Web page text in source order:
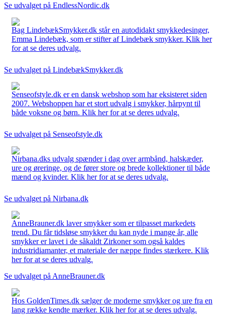
Se udvalget på EndlessNordic.dk
Bag LindebækSmykker.dk står en autodidakt smykkedesinger,
Emma Lindebæk, som er stifter af Lindebæk smykker. Klik her
for at se deres udvalg.
Se udvalget på LindebækSmykker.dk
Senseofstyle.dk er en dansk webshop som har eksisteret siden
2007. Webshoppen har et stort udvalg i smykker, hårpynt til
både voksne og børn. Klik her for at se deres udvalg.
Se udvalget på Senseofstyle.dk
Nirbana.dks udvalg spænder i dag over armbånd, halskæder,
ure og øreringe, og de fører store og brede kollektioner til både
mænd og kvinder. Klik her for at se deres udvalg.
Se udvalget på Nirbana.dk
AnneBrauner.dk laver smykker som er tilpasset markedets
trend. Du får tidsløse smykker du kan nyde i mange år, alle
smykker er lavet i de såkaldt Zirkoner som også kaldes
industridiamanter, et materiale der næppe findes stærkere. Klik
her for at se deres udvalg.
Se udvalget på AnneBrauner.dk
Hos GoldenTimes.dk sælger de moderne smykker og ure fra en
lang række kendte mærker. Klik her for at se deres udvalg.